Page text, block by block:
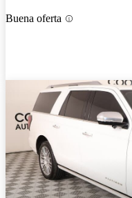
Buena oferta